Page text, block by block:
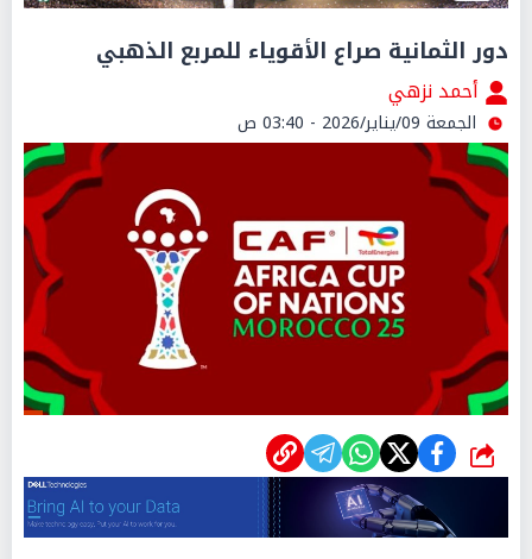
دور الثمانية صراع الأقوياء للمربع الذهبي
أحمد نزهي
الجمعة 09/يناير/2026 - 03:40 ص
شارك